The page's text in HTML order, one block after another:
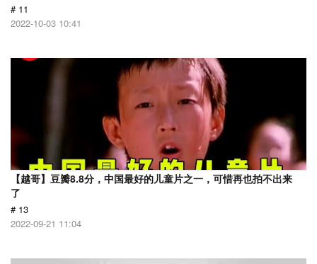
# 11
2022-10-03 10:41
【越哥】豆瓣8.8分，中国最好的儿童片之一，可惜再也拍不出来
了
# 13
2022-09-21 11:04